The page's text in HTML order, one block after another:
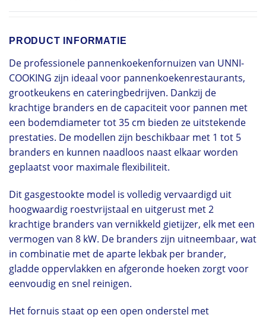
PRODUCT INFORMATIE
De professionele pannenkoekenfornuizen van UNNI-
COOKING zijn ideaal voor pannenkoekenrestaurants,
grootkeukens en cateringbedrijven. Dankzij de
krachtige branders en de capaciteit voor pannen met
een bodemdiameter tot 35 cm bieden ze uitstekende
prestaties. De modellen zijn beschikbaar met 1 tot 5
branders en kunnen naadloos naast elkaar worden
geplaatst voor maximale flexibiliteit.
Dit gasgestookte model is volledig vervaardigd uit
hoogwaardig roestvrijstaal en uitgerust met 2
krachtige branders van vernikkeld gietijzer, elk met een
vermogen van 8 kW. De branders zijn uitneembaar, wat
in combinatie met de aparte lekbak per brander,
gladde oppervlakken en afgeronde hoeken zorgt voor
eenvoudig en snel reinigen.
Het fornuis staat op een open onderstel met